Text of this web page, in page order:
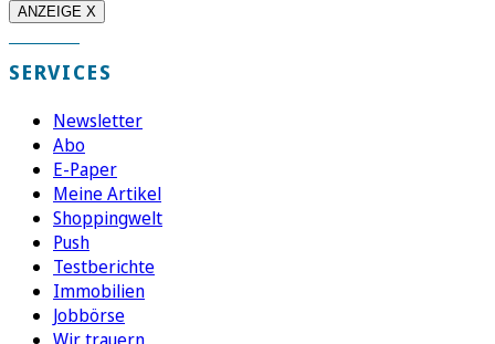
ANZEIGE X
SERVICES
Newsletter
Abo
E-Paper
Meine Artikel
Shoppingwelt
Push
Testberichte
Immobilien
Jobbörse